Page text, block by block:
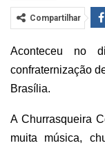
Compartilhar
Aconteceu no
confraternização
Brasília.
A Churrasqueira
muita música,